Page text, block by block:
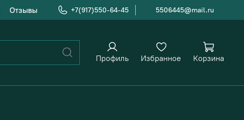
Отзывы +7(917)550-64-45 5506445@mail.ru
Профиль Избранное Корзина